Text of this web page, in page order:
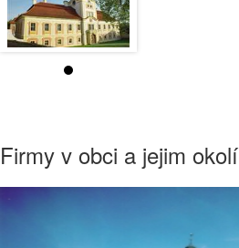
Firmy v obci a jejim okolí